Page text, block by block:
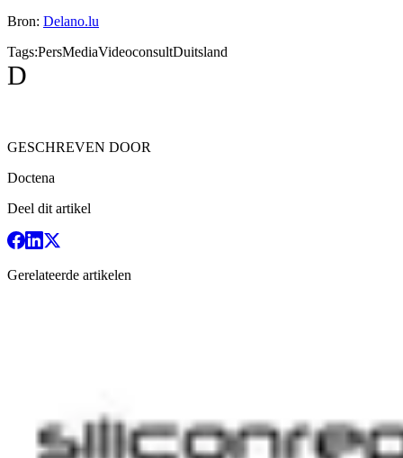
Bron: Delano.lu
Tags:PersMediaVideoconsultDuitsland
D
GESCHREVEN DOOR
Doctena
Deel dit artikel
Gerelateerde artikelen